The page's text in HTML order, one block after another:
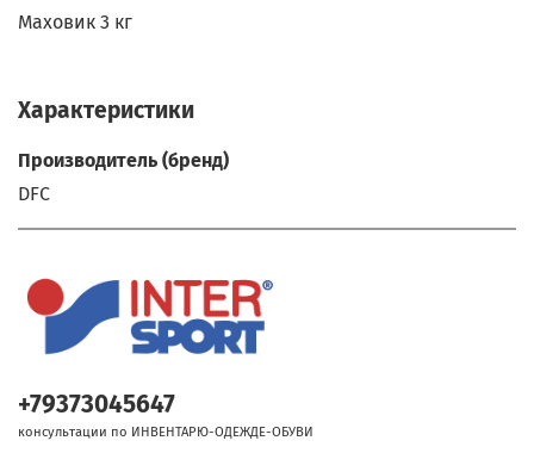
Маховик 3 кг
Характеристики
Производитель (бренд)
DFC
+79373045647
консультации по ИНВЕНТАРЮ-ОДЕЖДЕ-ОБУВИ